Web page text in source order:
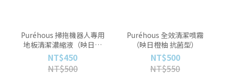
Puréhous 掃拖機器人專用
地板清潔濃縮液（映日橙
柚 抗菌型）
NT$450
NT$500
Puréhous 全效清潔噴霧
（映日橙柚 抗菌型）
NT$500
NT$550